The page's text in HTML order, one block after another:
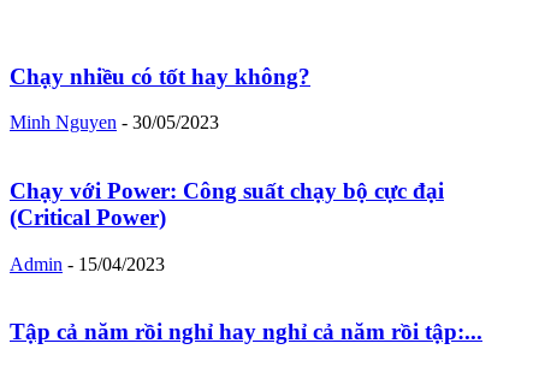
Chạy nhiều có tốt hay không?
Minh Nguyen - 30/05/2023
Chạy với Power: Công suất chạy bộ cực đại
(Critical Power)
Admin - 15/04/2023
Tập cả năm rồi nghỉ hay nghỉ cả năm rồi tập:...